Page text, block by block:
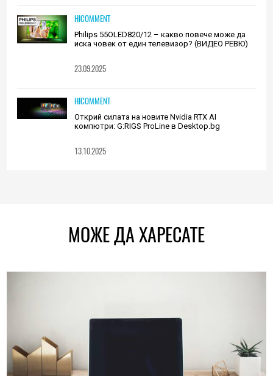
HICOMMENT
Philips 55OLED820/12 – какво повече може да
иска човек от един телевизор? (ВИДЕО РЕВЮ)
23.09.2025
HICOMMENT
Открий силата на новите Nvidia RTX AI
компютри: G:RIGS ProLine в Desktop.bg
13.10.2025
МОЖЕ ДА ХАРЕСАТЕ